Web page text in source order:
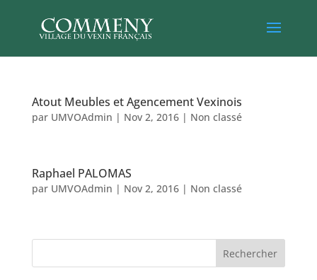
Atout Meubles et Agencement Vexinois
par UMVOAdmin | Nov 2, 2016| Non classé
Raphael PALOMAS
par UMVOAdmin | Nov 2, 2016| Non classé
Rechercher